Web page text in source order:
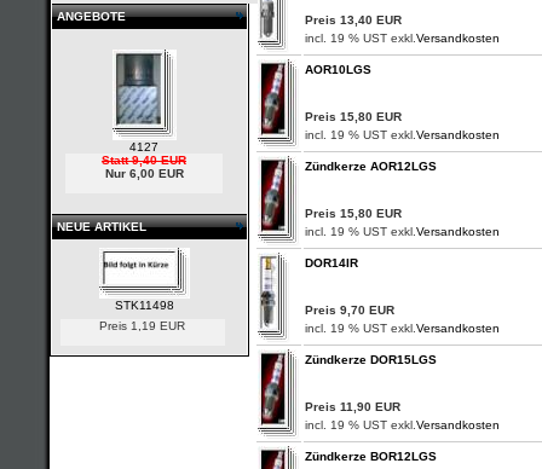
ANGEBOTE
4127
Statt 9,40 EUR
Nur 6,00 EUR
NEUE ARTIKEL
STK11498
Preis 1,19 EUR
Preis 13,40 EUR
incl. 19 % UST exkl. Versandkosten
AOR10LGS
Preis 15,80 EUR
incl. 19 % UST exkl. Versandkosten
Zündkerze AOR12LGS
Preis 15,80 EUR
incl. 19 % UST exkl. Versandkosten
DOR14IR
Preis 9,70 EUR
incl. 19 % UST exkl. Versandkosten
Zündkerze DOR15LGS
Preis 11,90 EUR
incl. 19 % UST exkl. Versandkosten
Zündkerze BOR12LGS